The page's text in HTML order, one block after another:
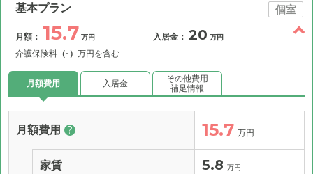
基本プラン 個室
月額： 15.7 万円
介護保険料 （-） 万円を含む
入居金： 20 万円
月額費用 入居金
その他費用
補足情報
月額費用 ? 15.7 万円
家賃 5.8 万円